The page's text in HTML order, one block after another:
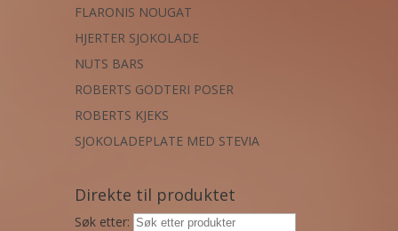
FLARONIS NOUGAT
HJERTER SJOKOLADE
NUTS BARS
ROBERTS GODTERI POSER
ROBERTS KJEKS
SJOKOLADEPLATE MED STEVIA
Direkte til produktet
Søk etter: